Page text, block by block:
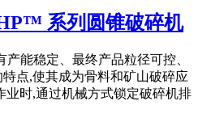
系列圆锥破碎机
能稳定、最终产品粒径可控、
点,使其成为骨料和矿山破碎应
业时,通过机械方式锁定破碎机排